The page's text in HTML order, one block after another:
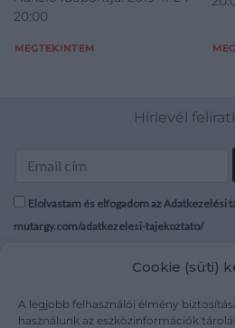
Cookie (süti)
A legjobb felhasználói élmény
használunk az eszközinformációk
20:00
MEGTEKINTEM
Hírlevél
Elolvastam és elfogadom az Adatkezelési
mutargy.com/adatkezelesi-tajekoztato/
Karrier